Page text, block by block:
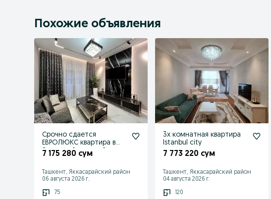
Похожие объявления
Срочно сдается
ЕВРОЛЮКС квартира в
Яккасарайским районе
7 175 280 сум
Ташкент, Яккасарайский район
06 августа 2026 г.
75
3х комнатная квартира
Istanbul city
7 773 220 сум
Ташкент, Яккасарайский район
04 августа 2026 г.
120